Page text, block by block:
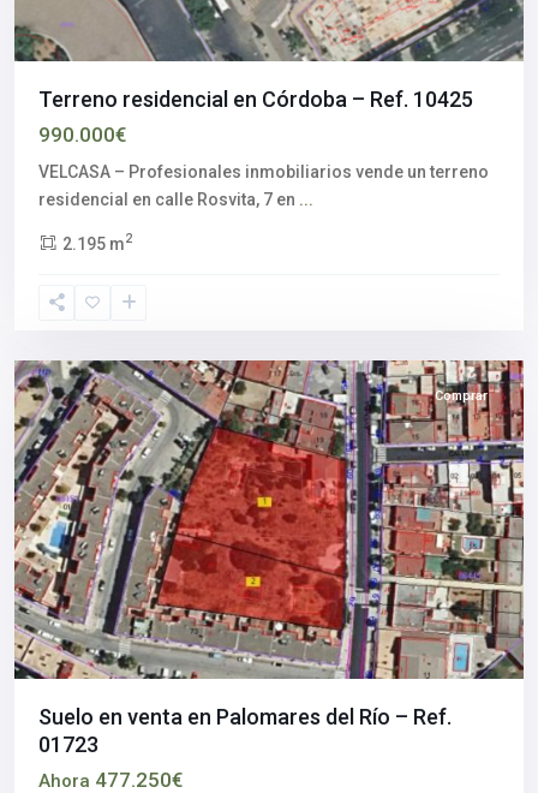
Terreno residencial en Córdoba – Ref. 10425
990.000€
VELCASA – Profesionales inmobiliarios vende un terreno
residencial en calle Rosvita, 7 en ...
2.195 m2
Aljarafe,
del
Sevilla
Comprar
Suelo en venta en Palomares del Río – Ref.
01723
Ahora 477.250€